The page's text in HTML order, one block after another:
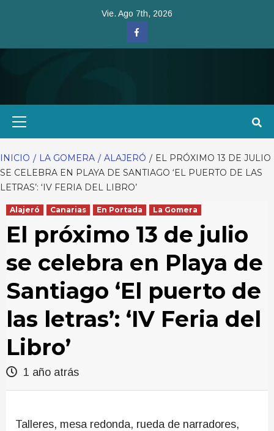
Vie. Ago 7th, 2026
Facebook
INICIO LA GOMERA ALAJERÓ
EL PRÓXIMO 13 DE JULIO
SE CELEBRA EN PLAYA DE SANTIAGO ‘EL PUERTO DE LAS
LETRAS’: ‘IV FERIA DEL LIBRO’
Alajeró Canarias En Portada La Gomera
El próximo 13 de julio
se celebra en Playa de
Santiago ‘El puerto de
las letras’: ‘IV Feria del
Libro’
1 año atrás
Talleres, mesa redonda, rueda de narradores,